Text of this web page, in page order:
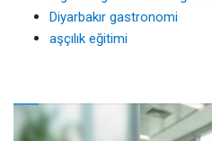
Diyarbakır gastronomi
aşçılık eğitimi